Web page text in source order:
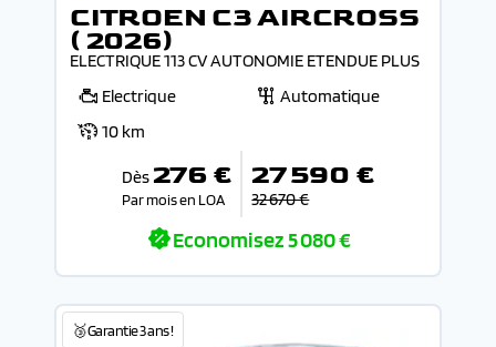
CITROEN C3 AIRCROSS
( 2026)
ELECTRIQUE 113 CV AUTONOMIE ETENDUE PLUS
Electrique
Automatique
10 km
Dès 276 €
Par mois en LOA
27 590 €
32 670 €
Economisez5 080 €
🥉Garantie 3 ans !